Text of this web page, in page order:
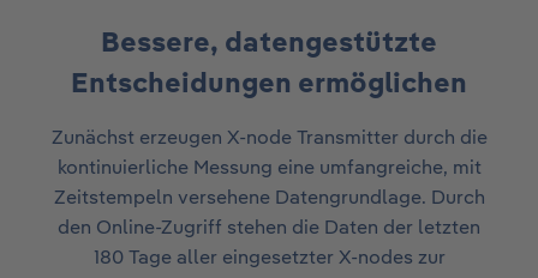
Bessere, datengestützte
Entscheidungen ermöglichen​
Zunächst erzeugen X-node Transmitter durch die
kontinuierliche Messung eine umfangreiche, mit
Zeitstempeln versehene Datengrundlage. Durch
den Online-Zugriff stehen die Daten der letzten
180 Tage aller eingesetzter X-nodes zur